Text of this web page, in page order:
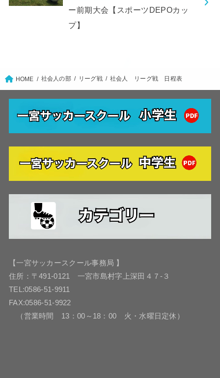
ー前期大会【スポーツDEPOカッ
プ】
HOME 社会人の部 リーグ戦 社会人 リーグ戦 日程表
【一宮サッカースクール事務局 】
住所：〒491-0121 一宮市島村字上深田４７-３
TEL:0586-51-9911
FAX:0586-51-9922
（営業時間 13：00～18：00 火・水曜日定休）